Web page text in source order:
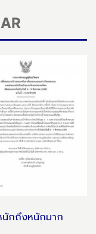
นักถึงหนักมาก